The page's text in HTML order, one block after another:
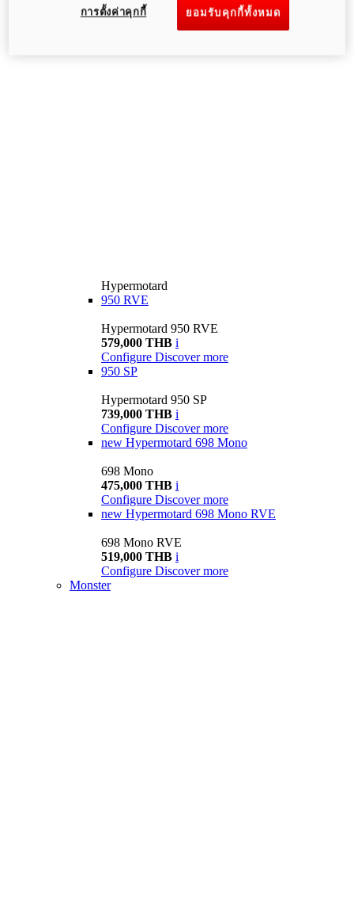
Hypermotard
950 RVE
Hypermotard 950 RVE
579,000 THB i
Configure Discover more
950 SP
Hypermotard 950 SP
739,000 THB i
Configure Discover more
new Hypermotard 698 Mono
698 Mono
475,000 THB i
Configure Discover more
new Hypermotard 698 Mono RVE
698 Mono RVE
519,000 THB i
Configure Discover more
Monster
ยอมรับคุกกี้ทั้งหมด
การตั้งค่าคุกกี้